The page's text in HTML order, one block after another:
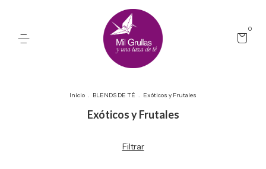
0
Inicio . BLENDS DE TÉ . Exóticos y Frutales
Exóticos y Frutales
Filtrar